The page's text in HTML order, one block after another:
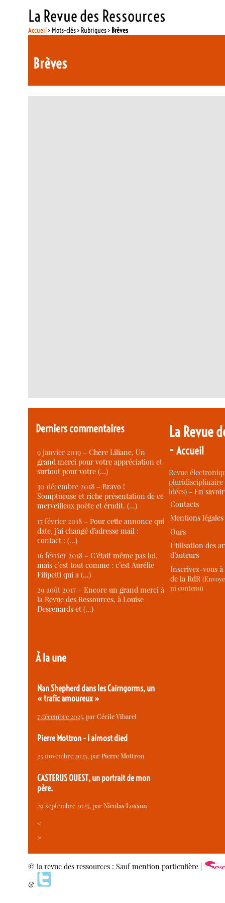
La Revue des Ressources
Accueil> Mots-clés > Rubriques > Brèves
Brèves
Derniers commentaires
9 janvier 2019 –Chère Liliane, Un
grand merci pour votre appréciation et
surtout pour votre (…)
30 décembre 2018 –Bravo !
Somptueuse et riche présentation de ce
merveilleux poète et érudit. (…)
17 février 2018 –Pour cette annonce qui
date, j’ai changé d’adresse mail :
contact : (…)
16 février 2018 –C’était même pas lui,
mais c’est tout comme : c’est Aurélie
Filipetti qui a (…)
29 août 2017 –Encore un grand merci à
la Revue des Ressources, à Louise
Desrenards et (…)
À la une
Nan Shepherd dans les Cairngorms, un
« trafic amoureux »
7 décembre 2025, parCécile Vibarel
Pierre Mottron - I almost died
23 novembre 2025, parPierre Mottron
CASTERUS OUEST, un portrait de mon
père.
29 septembre 2025, parNicolas Losson
<
>
La Revue
-Accueil
Revue
idées) -En
Contacts
Mentions légales
Ours
Utilisation des
d’auteurs
Inscrivez-vous
de la RdR
ni contenu)
© la revue des ressources : Sauf mention particulière |
&